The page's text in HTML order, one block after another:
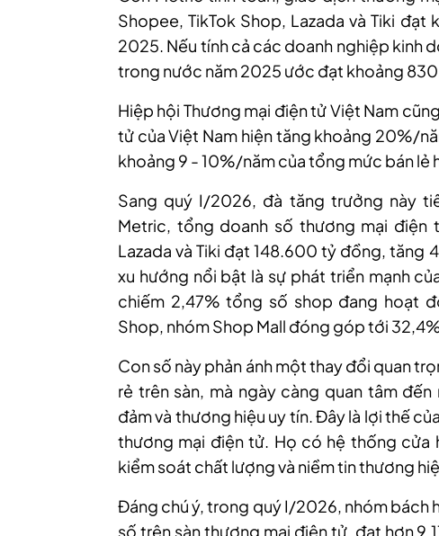
Shopee, TikTok Shop, Lazada và Tiki
2025. Nếu tính cả các doanh nghiệp kinh
trong nước năm 2025 ước đạt khoảng
Hiệp hội Thương mại điện tử Việt Nam
tử của Việt Nam hiện tăng khoảng 20%/
khoảng 9 - 10%/năm của tổng mức bán lẻ
Sang quý I/2026, đà tăng trưởng này
Metric, tổng doanh số thương mại điện
Lazada và Tiki đạt 148.600 tỷ đồng, tăng
xu hướng nổi bật là sự phát triển mạnh
chiếm 2,47% tổng số shop đang hoạt
Shop, nhóm Shop Mall đóng góp tới
Con số này phản ánh một thay đổi quan
rẻ trên sàn, mà ngày càng quan tâm
đảm và thương hiệu uy tín. Đây là lợi thế
thương mại điện tử. Họ có hệ thống cửa
kiểm soát chất lượng và niềm tin thương
Đáng chú ý, trong quý I/2026, nhóm bách
số trên sàn thương mại điện tử, đạt hơn